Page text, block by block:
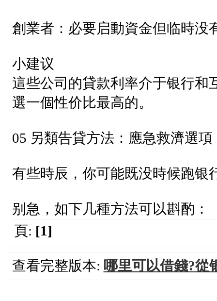
創業者：必要启動資金但临時没
小建议
這些公司的貸款利率介于银行和
選一個性价比最高的。
05 另類告貸方法：應急救濟選項
有些時辰，你可能既没時候跑银
别急，如下几種方法可以斟酌：
頁: [1]
查看完整版本: 哪里可以借錢?從